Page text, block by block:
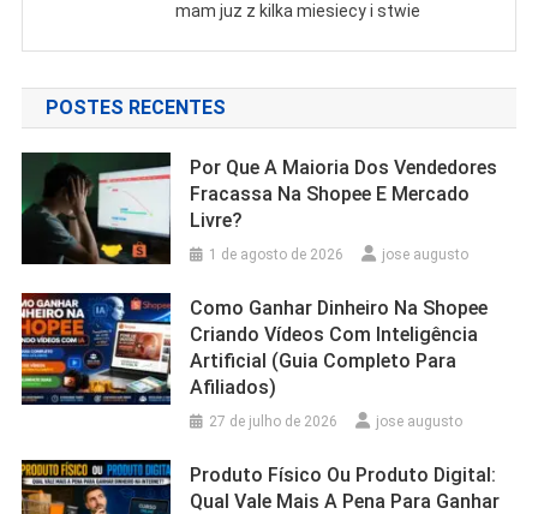
mam juz z kilka miesiecy i stwie
POSTES RECENTES
Por Que A Maioria Dos Vendedores
Fracassa Na Shopee E Mercado
Livre?
1 de agosto de 2026 jose augusto
Como Ganhar Dinheiro Na Shopee
Criando Vídeos Com Inteligência
Artificial (Guia Completo Para
Afiliados)
27 de julho de 2026 jose augusto
Produto Físico Ou Produto Digital:
Qual Vale Mais A Pena Para Ganhar